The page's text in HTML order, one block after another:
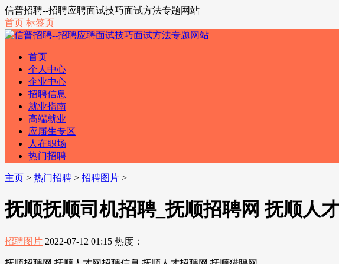
信普招聘--招聘应聘面试技巧面试方法专题网站
首页 标签页
首页
个人中心
企业中心
招聘信息
就业指南
高端就业
应届生专区
人在职场
热门招聘
主页 > 热门招聘 > 招聘图片 >
抚顺抚顺司机招聘_抚顺招聘网 抚顺人
招聘图片 2022-07-12 01:15 热度：